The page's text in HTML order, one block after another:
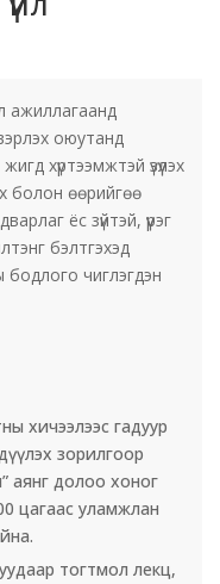
ажиллагаанд
оюутанд
хүртээмжтэй үзүүлэх
болон өөрийгөө
ёс зүйтэй, үүрэг
бэлтгэхэд
бодлого чиглэгдэн
хичээлээс гадуур
зорилгоор
аянг долоо хоног
цагаас уламжлан
тогтмол лекц,